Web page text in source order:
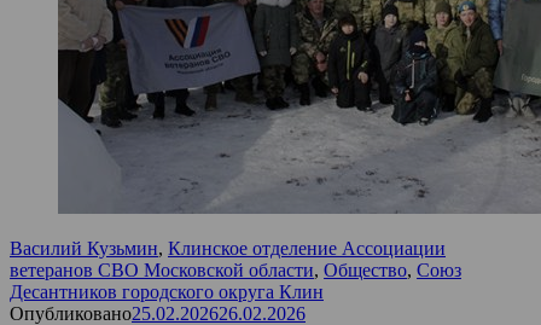
Василий Кузьмин, Клинское отделение Ассоциации
ветеранов СВО Московской области, Общество, Союз
Десантников городского округа Клин
Опубликовано25.02.202626.02.2026